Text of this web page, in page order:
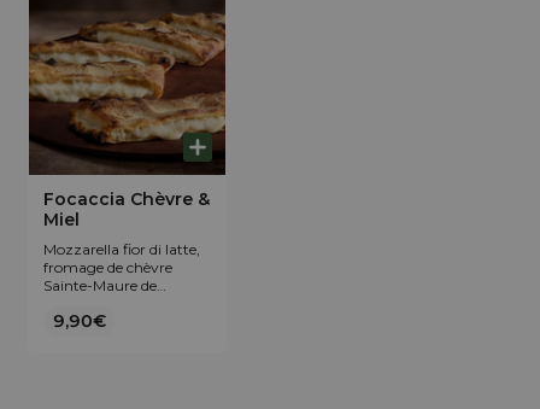
Focaccia Chèvre &
Miel
Mozzarella fior di latte,
fromage de chèvre
Sainte-Maure de
français.
9,90€